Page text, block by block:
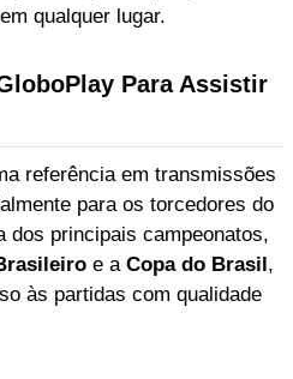
em qualquer lugar.
Para Assistir
referência em transmissões
para os torcedores do
dos principais campeonatos,
e a Copa do Brasil,
às partidas com qualidade